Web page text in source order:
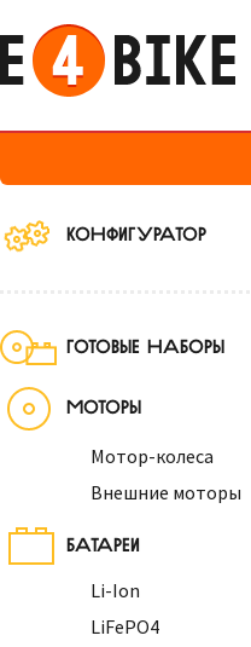
КОНФИГУРАТОР
ГОТОВЫЕ НАБОРЫ
МОТОРЫ
Мотор-колеса
Внешние моторы
БАТАРЕИ
Li-Ion
LiFePO4